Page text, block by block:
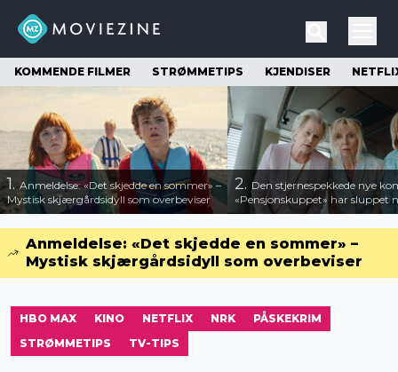
KOMMENDE FILMER STRØMMETIPS KJENDISER
1.Anmeldelse: «Det skjedde en sommer» –
Mystisk skjærgårdsidyll som overbeviser
2. Den stjernespekkede nye
«Pensjonskuppet» har sluppet
Anmeldelse: «Det skjedde en sommer» –
Mystisk skjærgårdsidyll som overbeviser
HBO MAX KINO NETFLIX NRK
PÅSKEKRIM
STRØMMETIPS
TV-TIPS